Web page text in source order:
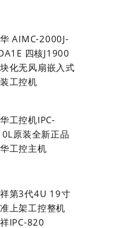
AIMC-2000J-
四核J1900
化无风扇嵌入式
工控机
工控机IPC-
原装全新正品
工控主机
第3代4U 19寸
上架工控整机
IPC-820